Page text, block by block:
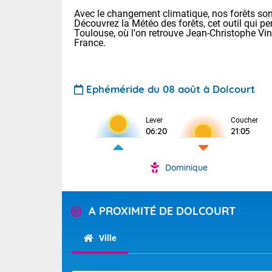
Avec le changement climatique, nos forêts
Découvrez la Météo des forêts, cet outil qui
Toulouse, où l'on retrouve Jean-Christophe
France.
Ephéméride du 08 août à Dolcourt
Lever
06:20
Coucher
21:05
Dominique
A PROXIMITÉ DE DOLCOURT
Ville
Voici les
29/16 Paris :
Clermont-Fd
Limoges :
Lille : 28/15
Temps